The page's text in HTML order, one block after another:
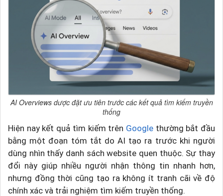
AI Overviews dược đặt ưu tiên trước các kết quả tìm kiếm truyền
thống
Hiện nay kết quả tìm kiếm trên Googlethường bắt đầu
bằng một đoạn tóm tắt do AI tạo ra trước khi người
dùng nhìn thấy danh sách website quen thuộc. Sự thay
đổi này giúp nhiều người nhận thông tin nhanh hơn,
nhưng đồng thời cũng tạo ra không ít tranh cãi về độ
chính xác và trải nghiệm tìm kiếm truyền thống.